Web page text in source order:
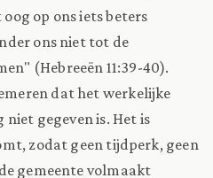
op ons iets beters
ons niet tot de
(Hebreeën 11:39-40).
dat het werkelijke
gegeven is. Het is
zodat geen tijdperk, geen
gemeente volmaakt